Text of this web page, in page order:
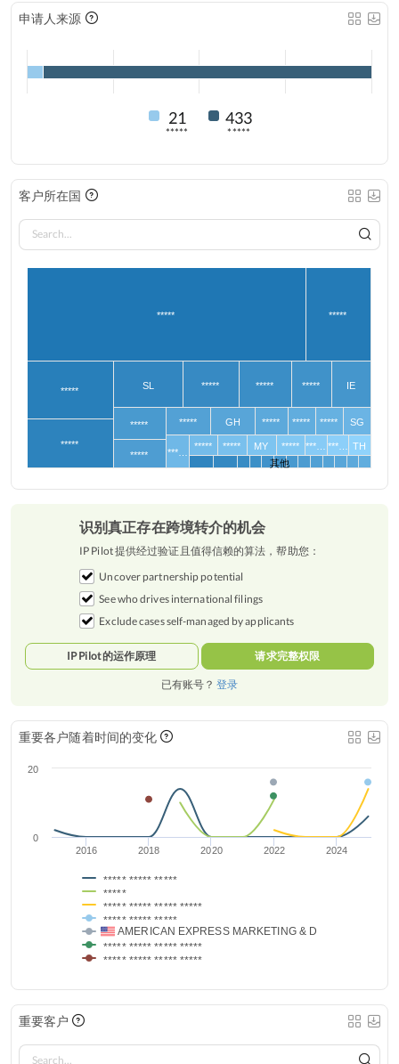
申请人来源
21
*****
433
*****
客户所在国
***** *****
*****
*****
SL ***** ***** ***** IE
*****
*****
***** GH ***** ***** ***** SG
***…
***** ***** MY ***** ***… ***…
TH
其他
识别真正存在跨境转介的机会
IP Pilot 提供经过验证且值得信赖的算法，帮助您：
Uncover partnership potential
See who drives international filings
Exclude cases self-managed by applicants
IP Pilot 的运作原理 请求完整权限
已有账号？ 登录
重要各户随着时间的变化
2016 2018 2020 2022 2024
0
20
***** ***** *****
*****
***** ***** ***** *****
***** ***** *****
AMERICAN EXPRESS MARKETING & D
***** ***** ***** *****
***** ***** ***** *****
重要客户